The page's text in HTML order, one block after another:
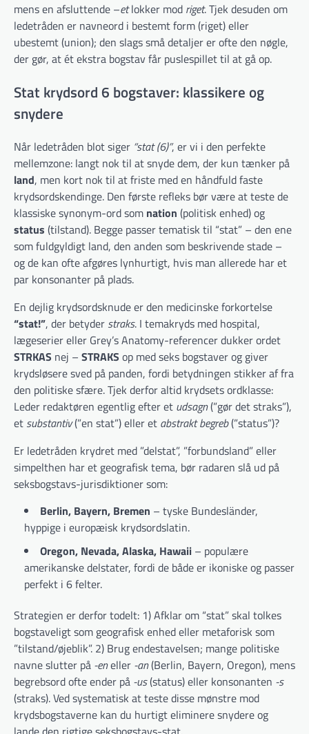
mens en afsluttende –etlokker mod riget. Tjek desuden om
ledetråden er navneord i bestemt form (riget) eller
ubestemt (union); den slags små detaljer er ofte den nøgle,
der gør, at ét ekstra bogstav får puslespillet til at gå op.
Stat krydsord 6 bogstaver: klassikere og
snydere
Når ledetråden blot siger “stat (6)”, er vi i den perfekte
mellemzone: langt nok til at snyde dem, der kun tænker på
land, men kort nok til at friste med en håndfuld faste
krydsordskendinge. Den første refleks bør være at teste de
klassiske synonym-ord som nation (politisk enhed) og
status (tilstand). Begge passer tematisk til “stat” – den ene
som fuldgyldigt land, den anden som beskrivende stade –
og de kan ofte afgøres lynhurtigt, hvis man allerede har et
par konsonanter på plads.
En dejlig krydsordsknude er den medicinske forkortelse
“stat!”, der betyder straks. I temakryds med hospital,
lægeserier eller Grey’s Anatomy-referencer dukker ordet
STRKAS nej – STRAKS op med seks bogstaver og giver
krydsløsere sved på panden, fordi betydningen stikker af fra
den politiske sfære. Tjek derfor altid krydsets ordklasse:
Leder redaktøren egentlig efter et udsagn(”gør det straks”),
et substantiv(”en stat”) eller et abstrakt begreb(”status”)?
Er ledetråden krydret med ”delstat”, ”forbundsland” eller
simpelthen har et geografisk tema, bør radaren slå ud på
seksbogstavs-jurisdiktioner som:
Berlin, Bayern, Bremen – tyske Bundesländer,
hyppige i europæisk krydsordslatin.
Oregon, Nevada, Alaska, Hawaii – populære
amerikanske delstater, fordi de både er ikoniske og passer
perfekt i 6 felter.
Strategien er derfor todelt: 1) Afklar om “stat” skal tolkes
bogstaveligt som geografisk enhed eller metaforisk som
”tilstand/øjeblik”. 2) Brug endestavelsen; mange politiske
navne slutter på -eneller -an(Berlin, Bayern, Oregon), mens
begrebsord ofte ender på -us(status) eller konsonanten -s
(straks). Ved systematisk at teste disse mønstre mod
krydsbogstaverne kan du hurtigt eliminere snydere og